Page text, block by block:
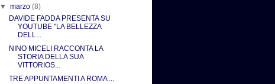
▼marzo(8)
DAVIDE FADDA PRESENTA SU
YOUTUBE "LA BELLEZZA
DELL...
NINO MICELI RACCONTA LA
STORIA DELLA SUA
VITTORIOS...
TRE APPUNTAMENTI A ROMA ...